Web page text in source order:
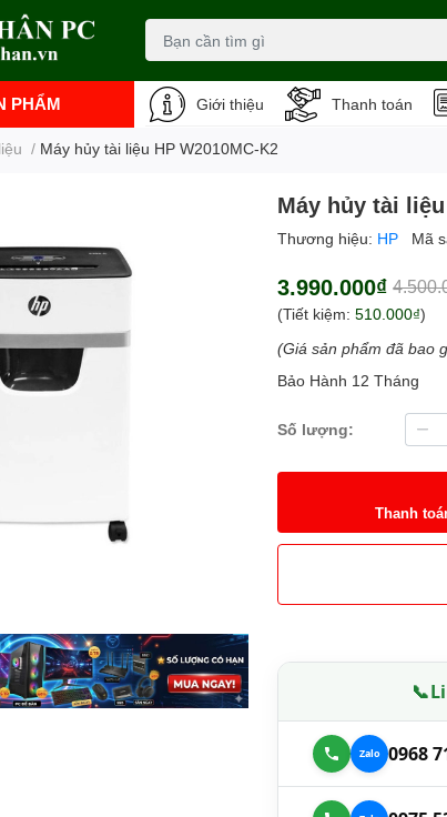
PHẨM Giới thiệu Thanh toán
/ Máy hủy tài liệu HP W2010MC-K2
Máy hủy tài liệu
Thương hiệu: HP Mã
3.990.000₫
(Tiết kiệm:510.000₫)
(Giá sản phẩm đã bao
Bảo Hành 12 Tháng
Số lượng:
Thanh
📞
0968